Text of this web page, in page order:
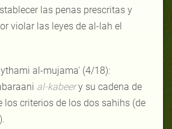
las penas prescritas y
violar las leyes de al-lah el
al-mujama' (4/18):
al-kabeery su cadena de
los criterios de los dos sahihs (de